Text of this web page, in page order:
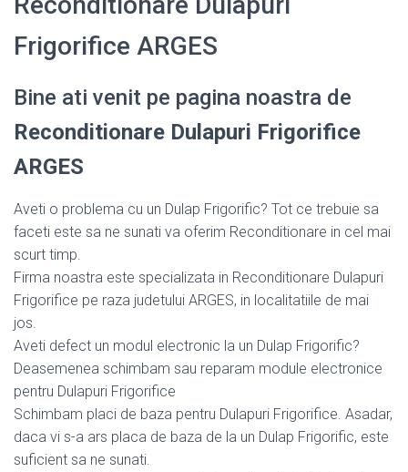
Frigorifice ARGES
Bine ati venit pe pagina noastra de
Reconditionare Dulapuri Frigorifice
ARGES
Aveti o problema cu un Dulap Frigorific? Tot ce trebuie sa
faceti este sa ne sunati va oferim Reconditionare in cel mai
scurt timp.
Firma noastra este specializata in Reconditionare Dulapuri
Frigorifice pe raza judetului ARGES, in localitatiile de mai
jos.
Aveti defect un modul electronic la un Dulap Frigorific?
Deasemenea schimbam sau reparam module electronice
pentru Dulapuri Frigorifice
Schimbam placi de baza pentru Dulapuri Frigorifice. Asadar,
daca vi s-a ars placa de baza de la un Dulap Frigorific, este
suficient sa ne sunati.